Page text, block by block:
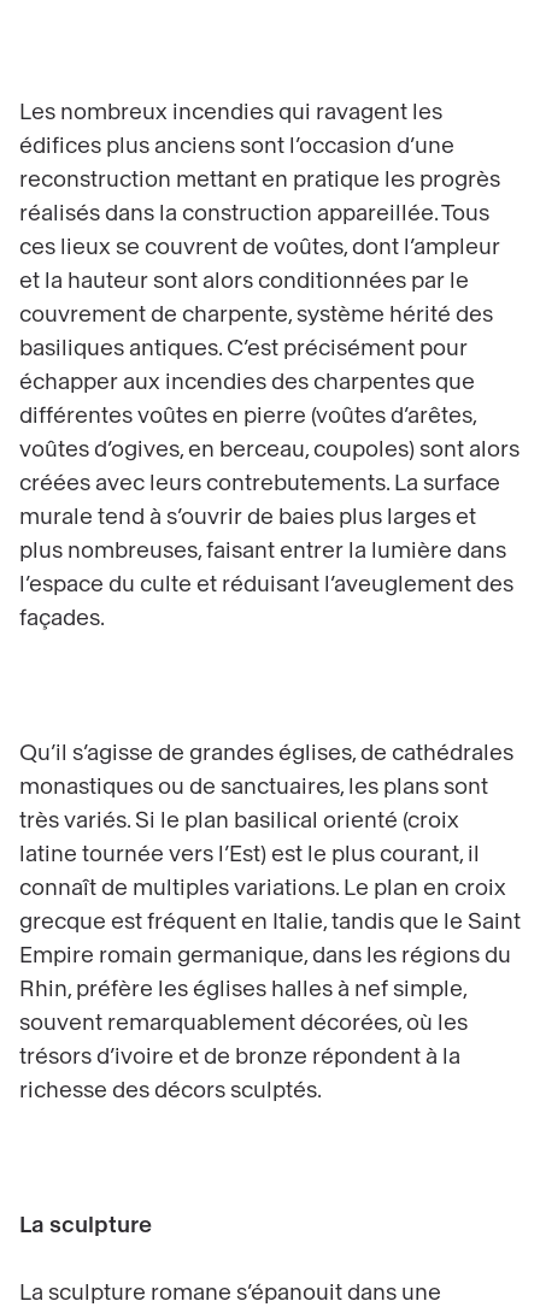
Les nombreux incendies qui ravagent les
édifices plus anciens sont l’occasion d’une
reconstruction mettant en pratique les progrès
réalisés dans la construction appareillée. Tous
ces lieux se couvrent de voûtes, dont l’ampleur
et la hauteur sont alors conditionnées par le
couvrement de charpente, système hérité des
basiliques antiques. C’est précisément pour
échapper aux incendies des charpentes que
différentes voûtes en pierre (voûtes d’arêtes,
voûtes d’ogives, en berceau, coupoles) sont alors
créées avec leurs contrebutements. La surface
murale tend à s’ouvrir de baies plus larges et
plus nombreuses, faisant entrer la lumière dans
l’espace du culte et réduisant l’aveuglement des
façades.
Qu’il s’agisse de grandes églises, de cathédrales
monastiques ou de sanctuaires, les plans sont
très variés. Si le plan basilical orienté (croix
latine tournée vers l’Est) est le plus courant, il
connaît de multiples variations. Le plan en croix
grecque est fréquent en Italie, tandis que le Saint
Empire romain germanique, dans les régions du
Rhin, préfère les églises halles à nef simple,
souvent remarquablement décorées, où les
trésors d’ivoire et de bronze répondent à la
richesse des décors sculptés.
La sculpture
La sculpture romane s’épanouit dans une